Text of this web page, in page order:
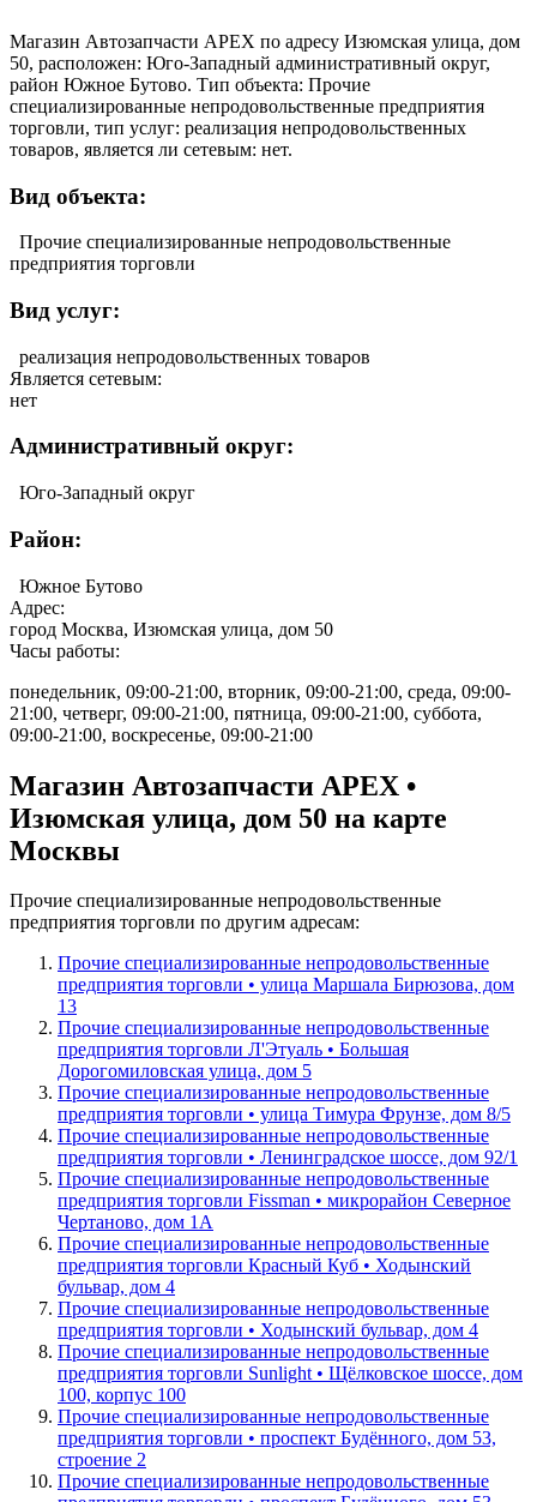
Магазин Автозапчасти APEX по адресу Изюмская улица, дом
50, расположен: Юго-Западный административный округ,
район Южное Бутово. Тип объекта: Прочие
специализированные непродовольственные предприятия
торговли, тип услуг: реализация непродовольственных
товаров, является ли сетевым: нет.
Вид объекта:
Прочие специализированные непродовольственные
предприятия торговли
Вид услуг:
реализация непродовольственных товаров
Является сетевым:
нет
Административный округ:
Юго-Западный округ
Район:
Южное Бутово
Адрес:
город Москва, Изюмская улица, дом 50
Часы работы:
понедельник, 09:00-21:00, вторник, 09:00-21:00, среда, 09:00-
21:00, четверг, 09:00-21:00, пятница, 09:00-21:00, суббота,
09:00-21:00, воскресенье, 09:00-21:00
Магазин Автозапчасти APEX •
Изюмская улица, дом 50 на карте
Москвы
Прочие специализированные непродовольственные
предприятия торговли по другим адресам:
Прочие специализированные непродовольственные
предприятия торговли • улица Маршала Бирюзова, дом
13
Прочие специализированные непродовольственные
предприятия торговли Л'Этуаль • Большая
Дорогомиловская улица, дом 5
Прочие специализированные непродовольственные
предприятия торговли • улица Тимура Фрунзе, дом 8/5
Прочие специализированные непродовольственные
предприятия торговли • Ленинградское шоссе, дом 92/1
Прочие специализированные непродовольственные
предприятия торговли Fissman • микрорайон Северное
Чертаново, дом 1А
Прочие специализированные непродовольственные
предприятия торговли Красный Куб • Ходынский
бульвар, дом 4
Прочие специализированные непродовольственные
предприятия торговли • Ходынский бульвар, дом 4
Прочие специализированные непродовольственные
предприятия торговли Sunlight • Щёлковское шоссе, дом
100, корпус 100
Прочие специализированные непродовольственные
предприятия торговли • проспект Будённого, дом 53,
строение 2
Прочие специализированные непродовольственные